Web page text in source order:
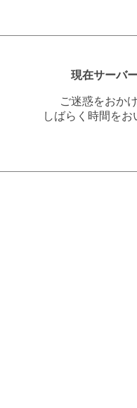
現在サーバ
ご迷惑をおか
しばらく時間を